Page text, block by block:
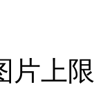
片上限